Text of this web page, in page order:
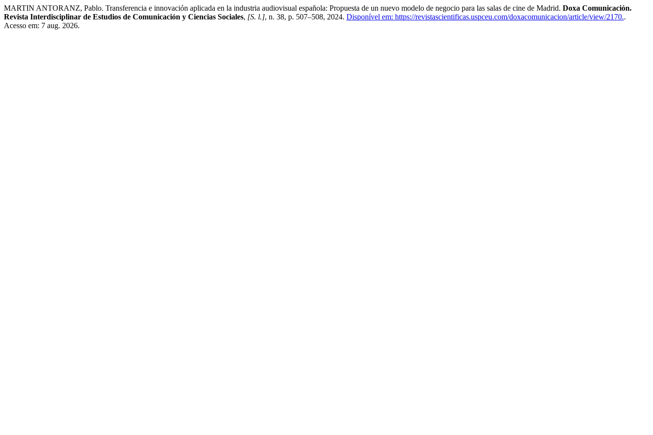
MARTIN ANTORANZ, Pablo. Transferencia e innovación aplicada en la industria audiovisual española: Propuesta de un nuevo modelo de negocio para las salas de cine de Madrid. Doxa Comunicación.
Revista Interdisciplinar de Estudios de Comunicación y Ciencias Sociales, [S. l.], n. 38, p. 507–508, 2024. Disponível em: https://revistascientificas.uspceu.com/doxacomunicacion/article/view/2170..
Acesso em: 7 aug. 2026.